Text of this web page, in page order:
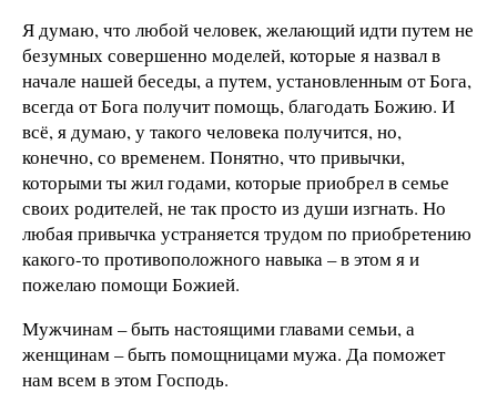
Я думаю, что любой человек, желающий идти путем не
безумных совершенно моделей, которые я назвал в
начале нашей беседы, а путем, установленным от Бога,
всегда от Бога получит помощь, благодать Божию. И
всё, я думаю, у такого человека получится, но,
конечно, со временем. Понятно, что привычки,
которыми ты жил годами, которые приобрел в семье
своих родителей, не так просто из души изгнать. Но
любая привычка устраняется трудом по приобретению
какого-то противоположного навыка – в этом я и
пожелаю помощи Божией.
Мужчинам – быть настоящими главами семьи, а
женщинам – быть помощницами мужа. Да поможет
нам всем в этом Господь.